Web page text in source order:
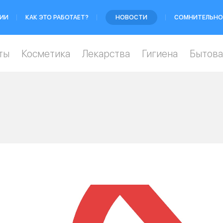
КАК ЭТО РАБОТАЕТ? НОВОСТИ
Косметика Лекарства Гигиена